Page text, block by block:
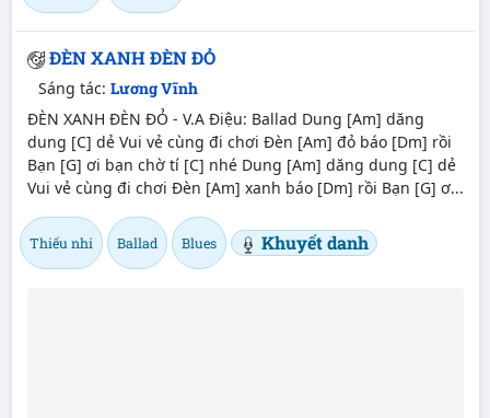
ĐÈN XANH ĐÈN ĐỎ
Sáng tác: Lương Vĩnh
ĐÈN XANH ĐÈN ĐỎ - V.A Điệu: Ballad Dung [Am] dăng
dung [C] dẻ Vui vẻ cùng đi chơi Đèn [Am] đỏ báo [Dm] rồi
Bạn [G] ơi bạn chờ tí [C] nhé Dung [Am] dăng dung [C] dẻ
Vui vẻ cùng đi chơi Đèn [Am] xanh báo [Dm] rồi Bạn [G] ơ...
Thiếu nhi Ballad Blues Khuyết danh